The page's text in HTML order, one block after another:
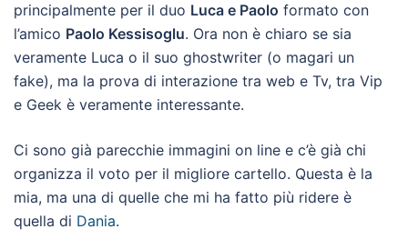
principalmente per il duo Luca e Paolo formato con
l’amico Paolo Kessisoglu. Ora non è chiaro se sia
veramente Luca o il suo ghostwriter (o magari un
fake), ma la prova di interazione tra web e Tv, tra Vip
e Geek è veramente interessante.
Ci sono già parecchie immagini on line e c’è già chi
organizza il voto per il migliore cartello. Questa è la
mia, ma una di quelle che mi ha fatto più ridere è
quella di Dania.